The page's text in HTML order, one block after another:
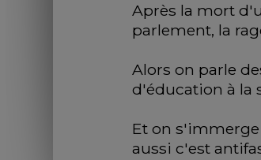
Après la mort
parlement, la
Alors on parle
d'éducation à la
Et on
aussi c'est